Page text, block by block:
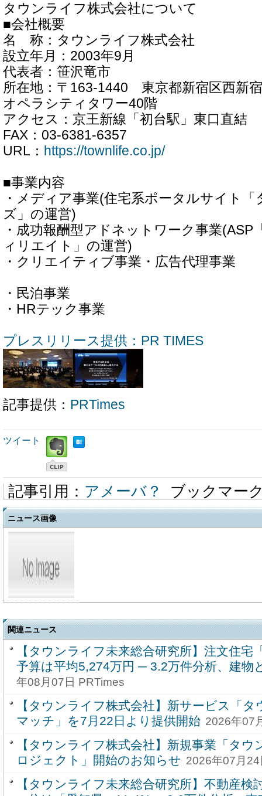
タウンライフ株式会社について
■会社概要
名 称：タウンライフ株式会社
設立年月：2003年9月
代表者：笹沢竜市
所在地：〒163-1440 東京都新宿区西新
オペラシティタワー40階
アクセス：京王新線「初台駅」東口直結
FAX：03-6381-6357
URL： https://townlife.co.jp/
■事業内容
・メディア事業(住宅系ポータルサイト
ズ」の運営)
・成功報酬型アドネットワーク事業
ィリエイト」の運営)
・クリエイティブ事業・
・民泊事
・HRテック事業
プレスリリース提供：PR TIMES
記事提供： PRTimes
ツイート
記事引用： アメーバ？ ブックマー
ニュース画像
関連ニュース
【タウンライフ未来総合研究所】注文住宅
予算は平均5,274万円 ─ 3.2万件分析、建物
年08月07日 PRTimes
【タウンライフ株式会社】新サービス「
マッチ」を7月22日より提供開始 2026年07
【タウンライフ株式会社】新規事業「タ
ロジェクト」開始のお知らせ 2026年07月
【タウンライフ未来総合研究所】不動産検